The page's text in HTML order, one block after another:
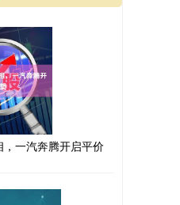
一汽奔腾开启平价